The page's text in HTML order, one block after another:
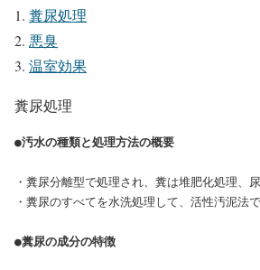
糞尿処理
悪臭
温室効果
糞尿処理
●汚水の種類と処理方法の概要
・糞尿分離型で処理され、糞は堆肥化処理、
・糞尿のすべてを水洗処理して、活性汚泥
●糞尿の成分の特徴